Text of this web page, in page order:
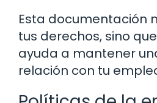
Esta documentación
tus derechos, sino
ayuda a mantener
relación con tu